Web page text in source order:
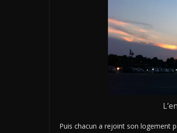
Puis chacun a rejoint son logement